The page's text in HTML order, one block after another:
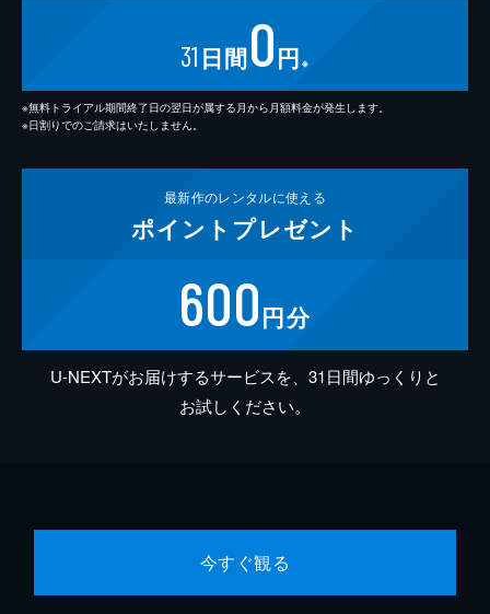
31 日間0円 ※
※無料トライアル期間終了日の翌日が属する月から月額料金が発生します。
※日割りでのご請求はいたしません。
最新作のレンタルに使える
ポイント プレゼント
600円分
U-NEXTがお届けするサービスを、31日間ゆっくりと
お試しください。
今すぐ観る